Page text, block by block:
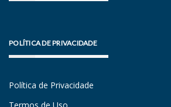
POLÍTICA DE PRIVACIDADE
Política de Privacidade
Termos de Uso